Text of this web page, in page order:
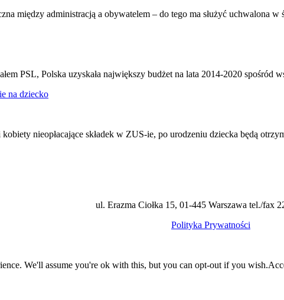
między administracją a obywatelem – do tego ma służyć uchwalona
PSL, Polska uzyskała największy budżet na lata 2014-2020
na dziecko
nieopłacające składek w ZUS-ie, po urodzeniu dziecka będą
ul. Erazma Ciołka 15, 01-445 Warszawa tel./fax
Polityka Prywatności
We'll assume you're ok with this, but you can opt-out if you wish.